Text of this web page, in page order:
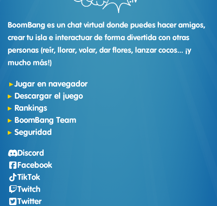
BoomBang es un chat virtual donde puedes hacer amigos,
crear tu isla e interactuar de forma divertida con otras
personas (reír, llorar, volar, dar flores, lanzar cocos... ¡y
mucho más!)
Jugar en navegador
Descargar el juego
Rankings
BoomBang Team
Seguridad
Discord
Facebook
TikTok
Twitch
Twitter